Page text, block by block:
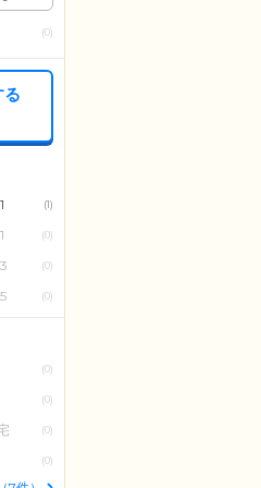
(0)
る
(1)
(0)
(0)
(0)
(0)
(0)
(0)
(0)